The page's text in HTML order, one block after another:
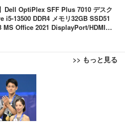
Dell OptiPlex SFF Plus 7010 デスク
i5-13500 DDR4 メモリ32GB SSD51
MS Office 2021 DisplayPort/HDMI U
>> もっと見る
ーアーム シングルアーム 17~32イン
:9kg ガス式 VESA規格対応 ブラック
ック ペットシーツ 薄型 レギュラー 1
料 ホワイト 300枚
ィスチェア 椅子 テレワーク 疲れな
ームレスト コンパクト 約105度ロッ
椅子 360度回転 座面昇降 強化ナイロ
気性メッシュ 在宅ワーク H-WY01
足)